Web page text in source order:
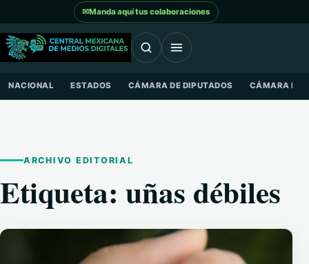
Saltar al contenido
✉Manda aquí tus colaboraciones
NACIONAL ESTADOS CÁMARA DE DIPUTADOS CÁMARA DE
ARCHIVO EDITORIAL
Etiqueta: uñas débiles